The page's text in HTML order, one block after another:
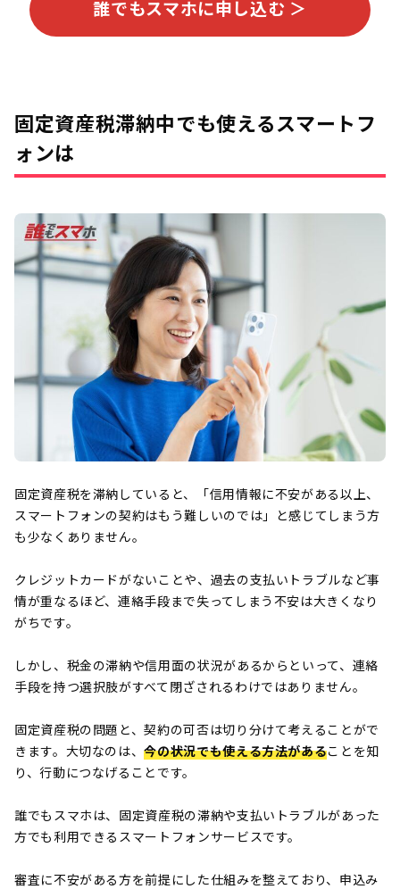
誰でもスマホに申し込む ＞
固定資産税滞納中でも使えるスマートフ
ォンは
固定資産税を滞納していると、「信用情報に不安がある以上、
スマートフォンの契約はもう難しいのでは」と感じてしまう方
も少なくありません。
クレジットカードがないことや、過去の支払いトラブルなど事
情が重なるほど、連絡手段まで失ってしまう不安は大きくなり
がちです。
しかし、税金の滞納や信用面の状況があるからといって、連絡
手段を持つ選択肢がすべて閉ざされるわけではありません。
固定資産税の問題と、契約の可否は切り分けて考えることがで
きます。大切なのは、今の状況でも使える方法があることを知
り、行動につなげることです。
誰でもスマホは、固定資産税の滞納や支払いトラブルがあった
方でも利用できるスマートフォンサービスです。
審査に不安がある方を前提にした仕組みを整えており、申込み